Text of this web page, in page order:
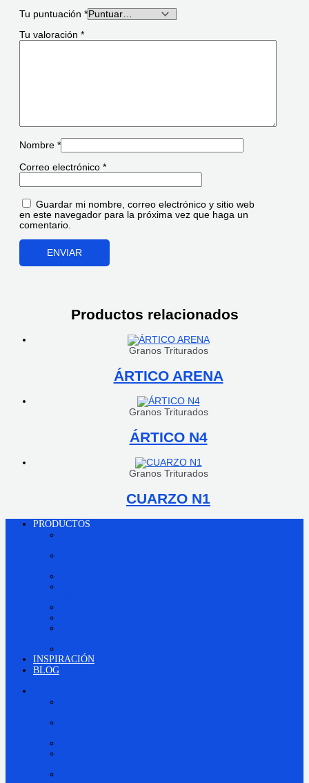
Tu puntuación *
Tu valoración *
Nombre *
Correo electrónico *
Guardar mi nombre, correo electrónico y sitio web
en este navegador para la próxima vez que haga un
comentario.
Productos relacionados
Granos Triturados
ÁRTICO ARENA
Granos Triturados
ÁRTICO N4
Granos Triturados
CUARZO N1
PRODUCTOS
INSPIRACIÓN
BLOG